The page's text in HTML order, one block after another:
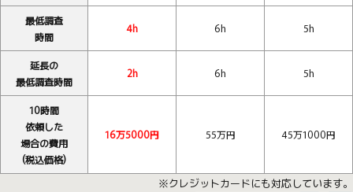
最低調査
時間
4h 6h 5h
延長の
最低調査時間
2h 6h 5h
10時間
依頼した
場合の費用
(税込価格)
16万5000円 55万円 45万1000円
※クレジットカードにも対応しています。